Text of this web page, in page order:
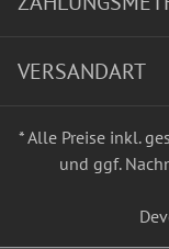
VERSANDART
* Alle Preise inkl.
und ggf.